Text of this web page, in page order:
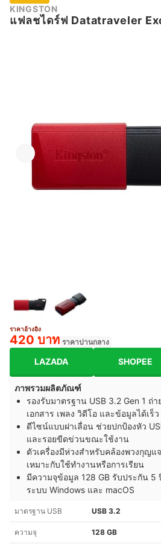
KINGSTON
แฟลชไดร์ฟ Datatraveler
ราคาอ้างอิง
420 บาท ราคาปานกลาง
LAZADA SHOPEE
ภาพรวมผลิตภัณฑ์
รองรับมาตรฐาน USB 3.2 Gen 1 ถ่
เอกสาร เพลง วิดีโอ และข้อมูลได้เร็ว
ดีไซน์แบบฝาเลื่อน ช่วยปกป้องหัว
และรอยขีดข่วนขณะใช้งาน
ตัวเครื่องมีห่วงสำหรับคล้องพวงกุญแ
เหมาะกับใช้ทำงานหรือการเรียน
มีความจุข้อมูล 128 GB รับประกัน 5
ระบบ Windows และ macOS
มาตรฐาน USB USB 3.2
ความจุ 128 GB